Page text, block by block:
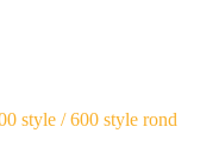
style / 600 style rond